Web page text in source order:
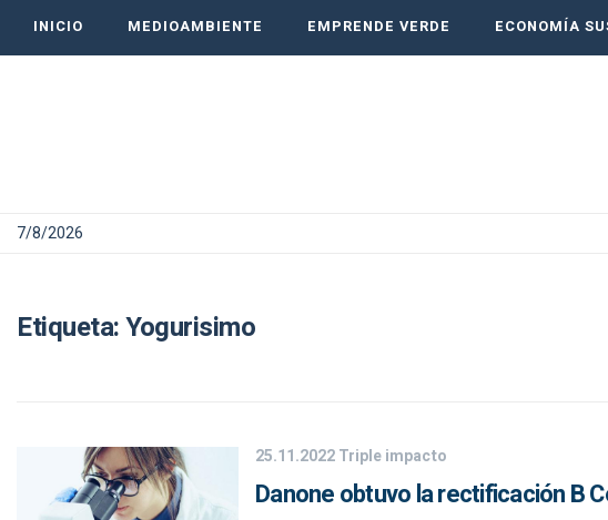
INICIO MEDIOAMBIENTE EMPRENDE VERDE ECONOMÍA
7/8/2026
Etiqueta:Yogurisimo
25.11.2022Triple impacto
Danone obtuvo la rectificación B